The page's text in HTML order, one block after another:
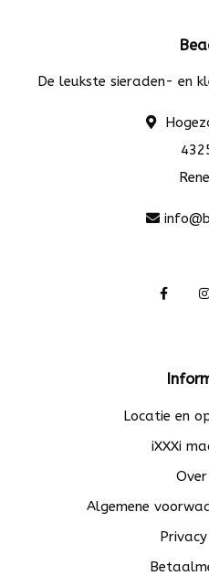
De leukste sieraden- en
Locatie en
iXXXi
Algemene